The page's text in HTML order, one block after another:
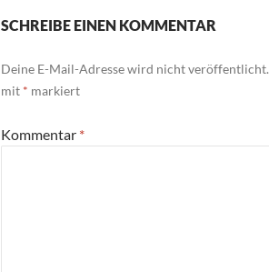
SCHREIBE EINEN KOMMENTAR
Deine E-Mail-Adresse wird nicht veröffentlicht.
mit * markiert
Kommentar *